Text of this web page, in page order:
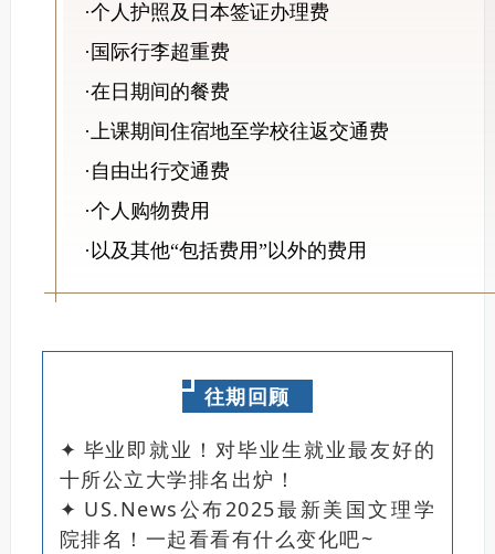
·个人护照及日本签证办理费
·国际行李超重费
·在日期间的餐费
·上课期间住宿地至学校往返交通费
·自由出行交通费
·个人购物费用
·以及其他“包括费用”以外的费用
往期回顾
✦ 毕业即就业！对毕业生就业最友好的
十所公立大学排名出炉！
✦ US.News公布2025最新美国文理学
院排名！一起看看有什么变化吧~